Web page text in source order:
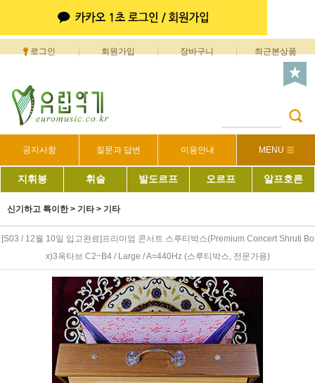
로그인 회원가입 장바구니 최근본상품
공지사항 질문과 답변 이용안내 MENU
지휘봉 휘슬 발도르프 오르프 알프호른
신기하고 특이한> 기타> 기타
[S03 / 12월 10일 입고완료]프리미엄 콘서트 스루티박스(Premium Concert Shruti Bo
x)3옥타브 C2~B4 / Large / A=440Hz (스루티박스, 전문가용)